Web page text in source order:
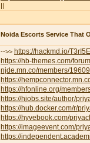
||
Noida Escorts Service That
-->> https://hackmd.io/
https://hb-themes.com/
njde.mn.co/members/
https://
https://hfonline.org/
https://hjobs.site/author/
https://hub.docker.com/r/
https://hyvebook.com/
https://imageevent.com/
https://